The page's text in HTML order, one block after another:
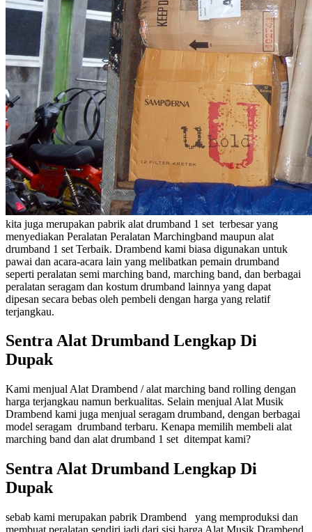
kita juga merupakan pabrik alat drumband 1 set terbesar yang
menyediakan Peralatan Peralatan Marchingband maupun alat
drumband 1 set Terbaik. Drambend kami biasa digunakan untuk
pawai dan acara-acara lain yang melibatkan pemain drumband
seperti peralatan semi marching band, marching band, dan berbagai
peralatan seragam dan kostum drumband lainnya yang dapat
dipesan secara bebas oleh pembeli dengan harga yang relatif
terjangkau.
Sentra Alat Drumband Lengkap Di
Dupak
Kami menjual Alat Drambend / alat marching band rolling dengan
harga terjangkau namun berkualitas. Selain menjual Alat Musik
Drambend kami juga menjual seragam drumband, dengan berbagai
model seragam drumband terbaru. Kenapa memilih membeli alat
marching band dan alat drumband 1 set ditempat kami?
Sentra Alat Drumband Lengkap Di
Dupak
sebab kami merupakan pabrik Drambend yang memproduksi dan